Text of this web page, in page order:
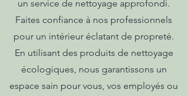
un service de nettoyage approfondi.
Faites confiance à nos professionnels
pour un intérieur éclatant de propreté.
En utilisant des produits de nettoyage
écologiques, nous garantissons un
espace sain pour vous, vos employés ou